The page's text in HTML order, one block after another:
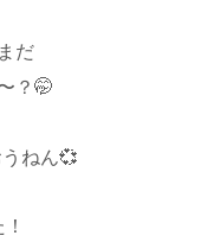
だ
？🤭
ねん💞